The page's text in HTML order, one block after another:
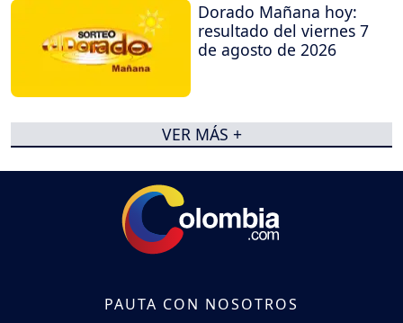
Dorado Mañana hoy:
resultado del viernes 7
de agosto de 2026
VER MÁS +
PAUTA CON NOSOTROS